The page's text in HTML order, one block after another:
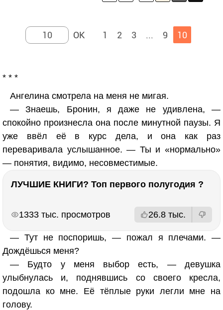
1 2 3 ... 9 10
* * *
Ангелина смотрела на меня не мигая.
— Знаешь, Бронин, я даже не удивлена, —
спокойно произнесла она после минутной паузы. Я
уже ввёл её в курс дела, и она как раз
переваривала услышанное. — Ты и «нормально»
— понятия, видимо, несовместимые.
ЛУЧШИЕ КНИГИ? Топ первого полугодия ?
1333 тыс. просмотров 26.8 тыс.
— Тут не поспоришь, — пожал я плечами. —
Дождёшься меня?
— Будто у меня выбор есть, — девушка
улыбнулась и, поднявшись со своего кресла,
подошла ко мне. Её тёплые руки легли мне на
голову.